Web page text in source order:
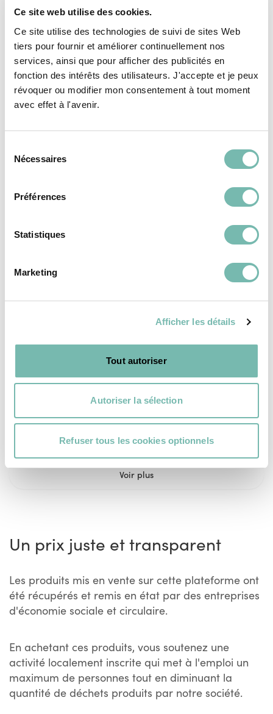
Ce site web utilise des cookies.
Ce site utilise des technologies de suivi de sites Web
tiers pour fournir et améliorer continuellement nos
services, ainsi que pour afficher des publicités en
fonction des intérêts des utilisateurs. J'accepte et je peux
révoquer ou modifier mon consentement à tout moment
avec effet à l'avenir.
Nécessaires
Préférences
Statistiques
Marketing
Afficher les détails
Tout autoriser
Autoriser la sélection
Refuser tous les cookies optionnels
double ouvrant oscillo
battant
60,00 €
TOURNAI
SOL
Carreaux blanc
REVÊTEMENTS DE
Carreaux style
Voir plus
Un prix juste et transparent
Les produits mis en vente sur cette plateforme ont
été récupérés et remis en état par des entreprises
d'économie sociale et circulaire.
En achetant ces produits, vous soutenez une
activité localement inscrite qui met à l'emploi un
maximum de personnes tout en diminuant la
quantité de déchets produits par notre société.